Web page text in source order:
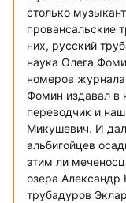
столько
провансальские
них, русский
наука Олега
номеров
Фомин издавал в
переводчик и
Микушевич. И
альбигойцев
этим ли
озера Александр
трубадуров